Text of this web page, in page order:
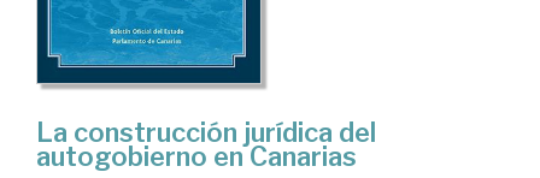
La construcción jurídica del
autogobierno en Canarias